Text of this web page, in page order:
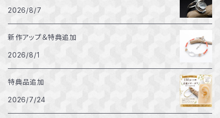
2026/8/7
新作アップ＆特典追加
2026/8/1
特典品追加
2026/7/24